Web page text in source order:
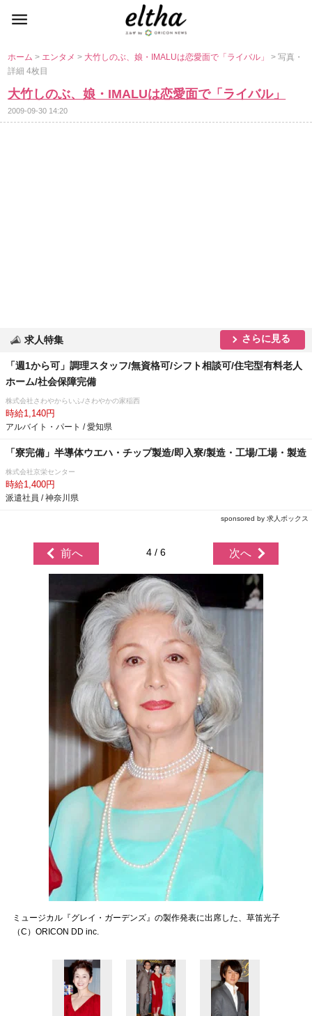
ホーム> エンタメ> 大竹しのぶ、娘・IMALUは恋愛面で「ライバル」> 写真・
詳細 4枚目
大竹しのぶ、娘・IMALUは恋愛面で「ライバル」
2009-09-30 14:20
求人特集 さらに見る
「週1から可」調理スタッフ/無資格可/シフト相談可/住宅型有料老人
ホーム/社会保障完備
株式会社さわやからいふ/さわやかの家稲西
時給1,140円
アルバイト・パート / 愛知県
「寮完備」半導体ウエハ・チップ製造/即入寮/製造・工場/工場・製造
株式会社京栄センター
時給1,400円
派遣社員 / 神奈川県
sponsored by 求人ボックス
前へ 4 / 6 次へ
ミュージカル『グレイ・ガーデンズ』の製作発表に出席した、草笛光子
（C）ORICON DD inc.